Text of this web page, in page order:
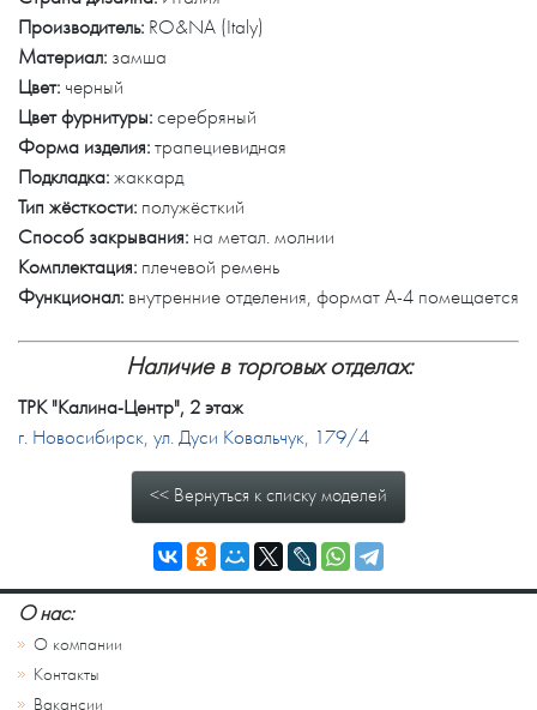
Производитель: RO&NA (Italy)
Материал: замша
Цвет: черный
Цвет фурнитуры: серебряный
Форма изделия: трапециевидная
Подкладка: жаккард
Тип жёсткости: полужёсткий
Способ закрывания: на метал. молнии
Комплектация: плечевой ремень
Функционал: внутренние отделения, формат А-4 помещается
Наличие в торговых отделах:
ТРК "Калина-Центр", 2 этаж
г. Новосибирск, ул. Дуси Ковальчук, 179/4
<< Вернуться к списку моделей
О нас:
О компании
Контакты
Вакансии